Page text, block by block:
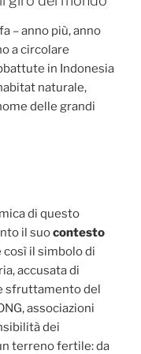
– anno più, anno
a circolare
in Indonesia
naturale,
delle grandi
di questo
il suocontesto
così il simbolo di
accusata di
sfruttamento del
associazioni
dei
terreno fertile: da